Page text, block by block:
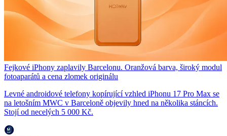
Fejkové iPhony zaplavily Barcelonu. Oranžová barva, široký modul
fotoaparátů a cena zlomek originálu
Levné androidové telefony kopírující vzhled iPhonu 17 Pro Max se
na letošním MWC v Barceloně objevily hned na několika stáncích.
Stojí od necelých 5 000 Kč.